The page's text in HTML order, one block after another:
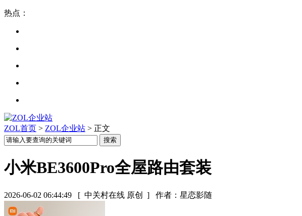
热点：
ZOL首页 > ZOL企业站 > 正文
小米BE3600Pro全屋路由套装
2026-06-02 06:44:49 [ 中关村在线 原创 ] 作者：星恋影随